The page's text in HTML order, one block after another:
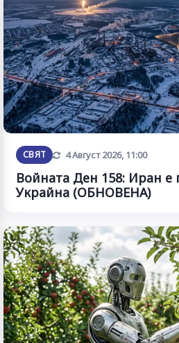
СВЯТ Обновена
4 Август 2026, 11:00
Войната Ден 158: Иран е
Украйна (ОБНОВЕНА)